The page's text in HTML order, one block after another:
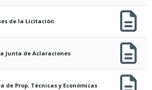
de la Licitación
Junta de Aclaraciones
de Prop. Técnicas y Económicas